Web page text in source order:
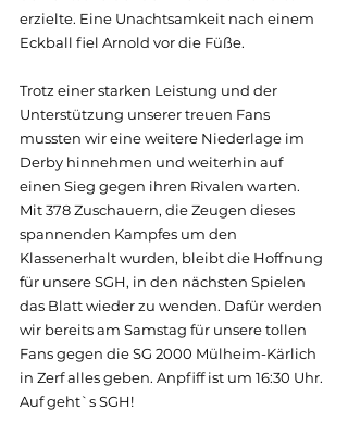
erzielte. Eine Unachtsamkeit nach einem
Eckball fiel Arnold vor die Füße.
Trotz einer starken Leistung und der
Unterstützung unserer treuen Fans
mussten wir eine weitere Niederlage im
Derby hinnehmen und weiterhin auf
einen Sieg gegen ihren Rivalen warten.
Mit 378 Zuschauern, die Zeugen dieses
spannenden Kampfes um den
Klassenerhalt wurden, bleibt die Hoffnung
für unsere SGH, in den nächsten Spielen
das Blatt wieder zu wenden. Dafür werden
wir bereits am Samstag für unsere tollen
Fans gegen die SG 2000 Mülheim-Kärlich
in Zerf alles geben. Anpfiff ist um 16:30 Uhr.
Auf geht`s SGH!